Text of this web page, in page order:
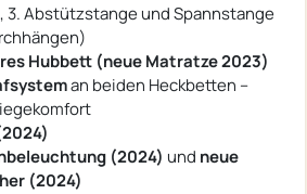
3. Abstützstange und Spannstange
Hubbett (neue Matratze 2023)
an beiden Heckbetten –
(2024) und neue
(2024)